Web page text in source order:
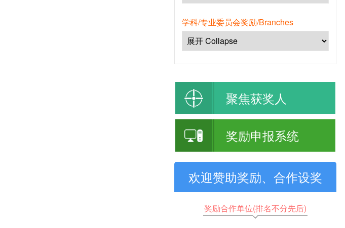
学科/专业委员会奖励/Branches
聚焦获奖人
奖励申报系统
欢迎赞助奖励、合作设奖
奖励合作单位(排名不分先后)